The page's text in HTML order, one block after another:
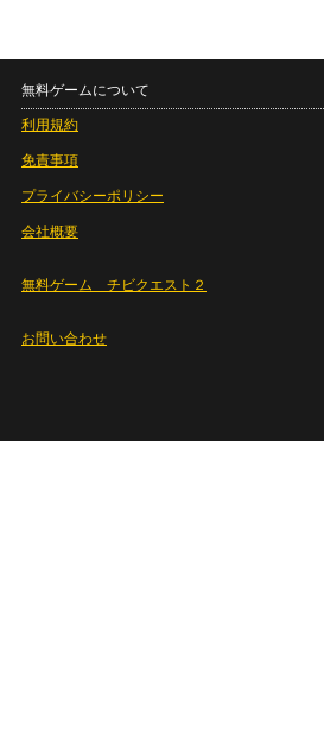
無料ゲームについて
利用規約
免責事項
プライバシーポリシー
会社概要
無料ゲーム チビクエスト２
お問い合わせ